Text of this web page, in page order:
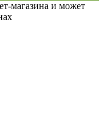
магазина и может